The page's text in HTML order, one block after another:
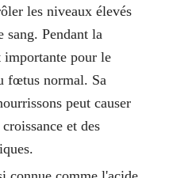
les niveaux élevés
sang. Pendant la
importante pour le
fœtus normal. Sa
peut causer
et des